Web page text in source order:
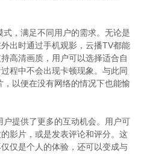
，满足不同用户的需求。无论是
出时通过手机观影，云播TV都能
高清画质，用户可以选择适合自
程中不会出现卡顿现象。与此同
以便在没有网络的情况下也能愉
提供了更多的互动机会。用户可
影片，或是发表评论和评分。这
仅是个人的体验，还可以变成与